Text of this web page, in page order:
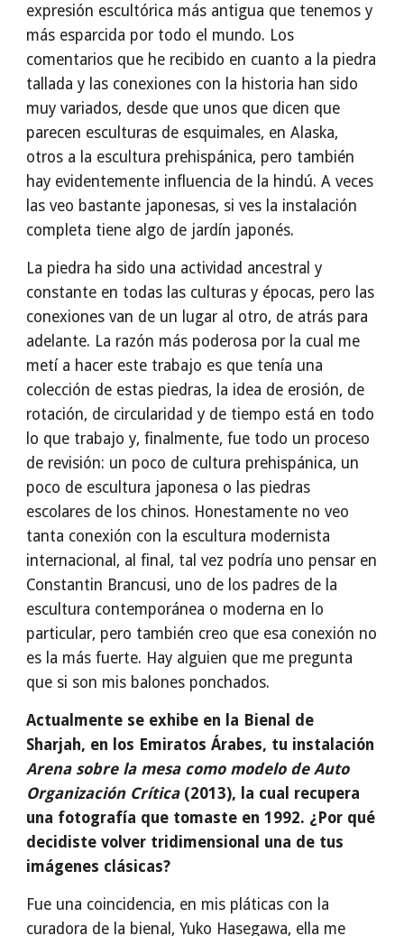
expresión escultórica más antigua que tenemos y
más esparcida por todo el mundo. Los
comentarios que he recibido en cuanto a la piedra
tallada y las conexiones con la historia han sido
muy variados, desde que unos que dicen que
parecen esculturas de esquimales, en Alaska,
otros a la escultura prehispánica, pero también
hay evidentemente influencia de la hindú. A veces
las veo bastante japonesas, si ves la instalación
completa tiene algo de jardín japonés.
La piedra ha sido una actividad ancestral y
constante en todas las culturas y épocas, pero las
conexiones van de un lugar al otro, de atrás para
adelante. La razón más poderosa por la cual me
metí a hacer este trabajo es que tenía una
colección de estas piedras, la idea de erosión, de
rotación, de circularidad y de tiempo está en todo
lo que trabajo y, finalmente, fue todo un proceso
de revisión: un poco de cultura prehispánica, un
poco de escultura japonesa o las piedras
escolares de los chinos. Honestamente no veo
tanta conexión con la escultura modernista
internacional, al final, tal vez podría uno pensar en
Constantin Brancusi, uno de los padres de la
escultura contemporánea o moderna en lo
particular, pero también creo que esa conexión no
es la más fuerte. Hay alguien que me pregunta
que si son mis balones ponchados.
Actualmente se exhibe en la Bienal de
Sharjah, en los Emiratos Árabes, tu instalación
Arena sobre la mesa como modelo de Auto
Organización Crítica(2013), la cual recupera
una fotografía que tomaste en 1992. ¿Por qué
decidiste volver tridimensional una de tus
imágenes clásicas?
Fue una coincidencia, en mis pláticas con la
curadora de la bienal, Yuko Hasegawa, ella me